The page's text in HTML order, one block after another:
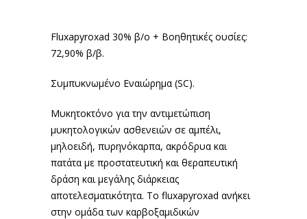
Fluxapyroxad 30% β/ο + Βοηθητικές ουσίες:
72,90% β/β.
Συμπυκνωμένο Εναιώρημα (SC).
Μυκητοκτόνο για την αντιμετώπιση
μυκητολογικών ασθενειών σε αμπέλι,
μηλοειδή, πυρηνόκαρπα, ακρόδρυα και
πατάτα με προστατευτική και θεραπευτική
δράση και μεγάλης διάρκειας
αποτελεσματικότητα. Το fluxapyroxad ανήκει
στην ομάδα των καρβοξαμιδικών